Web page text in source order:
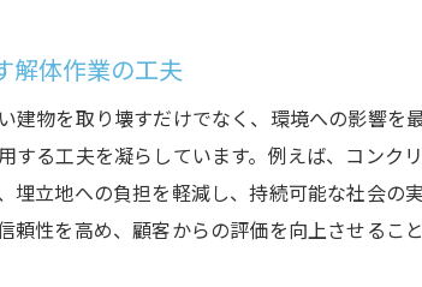
解体作業の工夫
建物を取り壊すだけでなく、環境への影響
する工夫を凝らしています。例えば、コン
埋立地への負担を軽減し、持続可能な社会
頼性を高め、顧客からの評価を向上させること